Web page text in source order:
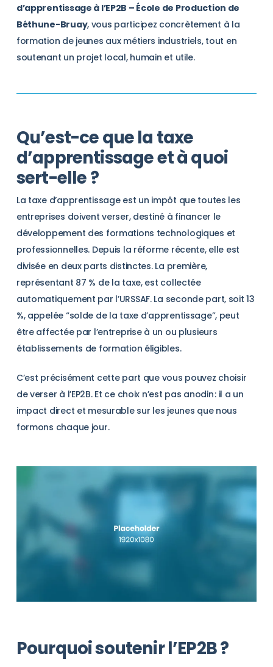
d’apprentissage à l’EP2B – École de Production de
Béthune-Bruay, vous participez concrètement à la
formation de jeunes aux métiers industriels, tout en
soutenant un projet local, humain et utile.
Qu’est-ce que la taxe
d’apprentissage et à quoi
sert-elle ?
La taxe d’apprentissage est un impôt que toutes les
entreprises doivent verser, destiné à financer le
développement des formations technologiques et
professionnelles. Depuis la réforme récente, elle est
divisée en deux parts distinctes. La première,
représentant 87 % de la taxe, est collectée
automatiquement par l’URSSAF. La seconde part, soit 13
%, appelée “solde de la taxe d’apprentissage”, peut
être affectée par l’entreprise à un ou plusieurs
établissements de formation éligibles.
C’est précisément cette part que vous pouvez choisir
de verser à l’EP2B. Et ce choix n’est pas anodin : il a un
impact direct et mesurable sur les jeunes que nous
formons chaque jour.
Pourquoi soutenir l’EP2B ?